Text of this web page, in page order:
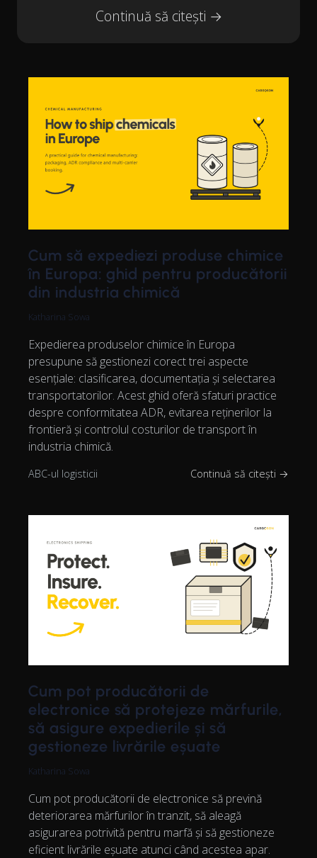
Continuă să citești →
Cum să expediezi produse chimice
în Europa: ghid pentru producătorii
din industria chimică
Katharina Sowa
Expedierea produselor chimice în Europa
presupune să gestionezi corect trei aspecte
esențiale: clasificarea, documentația și selectarea
transportatorilor. Acest ghid oferă sfaturi practice
despre conformitatea ADR, evitarea reținerilor la
frontieră și controlul costurilor de transport în
industria chimică.
ABC-ul logisticii Continuă să citești →
Cum pot producătorii de
electronice să protejeze mărfurile,
să asigure expedierile și să
gestioneze livrările eșuate
Katharina Sowa
Cum pot producătorii de electronice să prevină
deteriorarea mărfurilor în tranzit, să aleagă
asigurarea potrivită pentru marfă și să gestioneze
eficient livrările eșuate atunci când acestea apar.